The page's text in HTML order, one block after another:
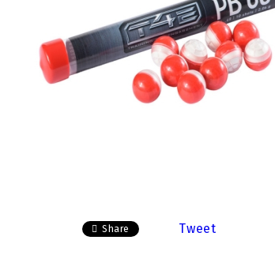
Insert-uri săgeți
Pene săgeți
Share Tweet